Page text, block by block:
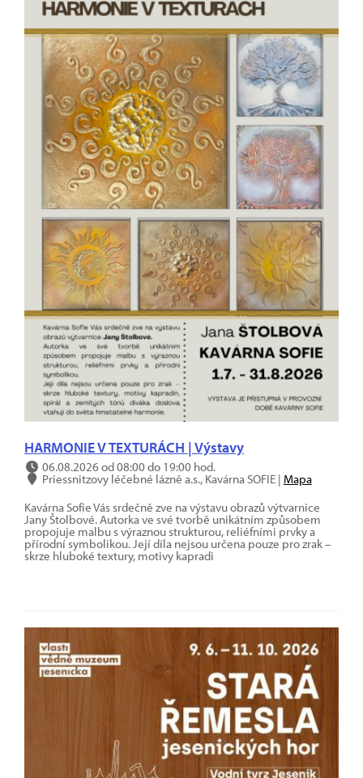
HARMONIE V TEXTURÁCH | Výstavy
06.08.2026 od 08:00 do 19:00 hod.
Priessnitzovy léčebné lázně a.s., Kavárna SOFIE | Mapa
Kavárna Sofie Vás srdečně zve na výstavu obrazů výtvarnice
Jany Štolbové. Autorka ve své tvorbě unikátním způsobem
propojuje malbu s výraznou strukturou, reliéfními prvky a
přírodní symbolikou. Její díla nejsou určena pouze pro zrak –
skrze hluboké textury, motivy kapradi